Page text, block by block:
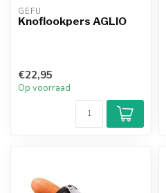
GEFU
Knoflookpers AGLIO
€22,95
Op voorraad